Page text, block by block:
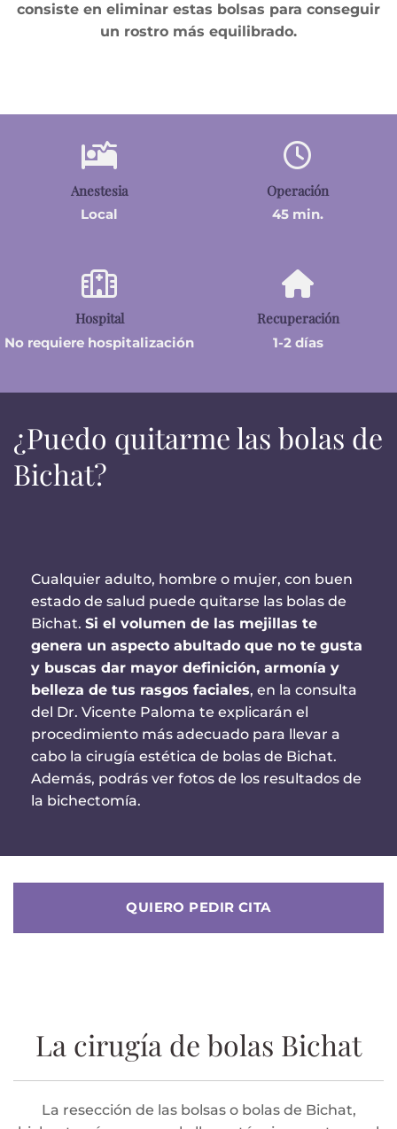
consiste en eliminar estas bolsas para conseguir
un rostro más equilibrado.
Anestesia
Local
Operación
45 min.
Hospital
No requiere hospitalización
Recuperación
1-2 días
¿Puedo quitarme las bolas de
Bichat?
Cualquier adulto, hombre o mujer, con buen
estado de salud puede quitarse las bolas de
Bichat. Si el volumen de las mejillas te
genera un aspecto abultado que no te gusta
y buscas dar mayor definición, armonía y
belleza de tus rasgos faciales, en la consulta
del Dr. Vicente Paloma te explicarán el
procedimiento más adecuado para llevar a
cabo la cirugía estética de bolas de Bichat.
Además, podrás ver fotos de los resultados de
la bichectomía.
QUIERO PEDIR CITA
La cirugía de bolas Bichat
La resección de las bolsas o bolas de Bichat,